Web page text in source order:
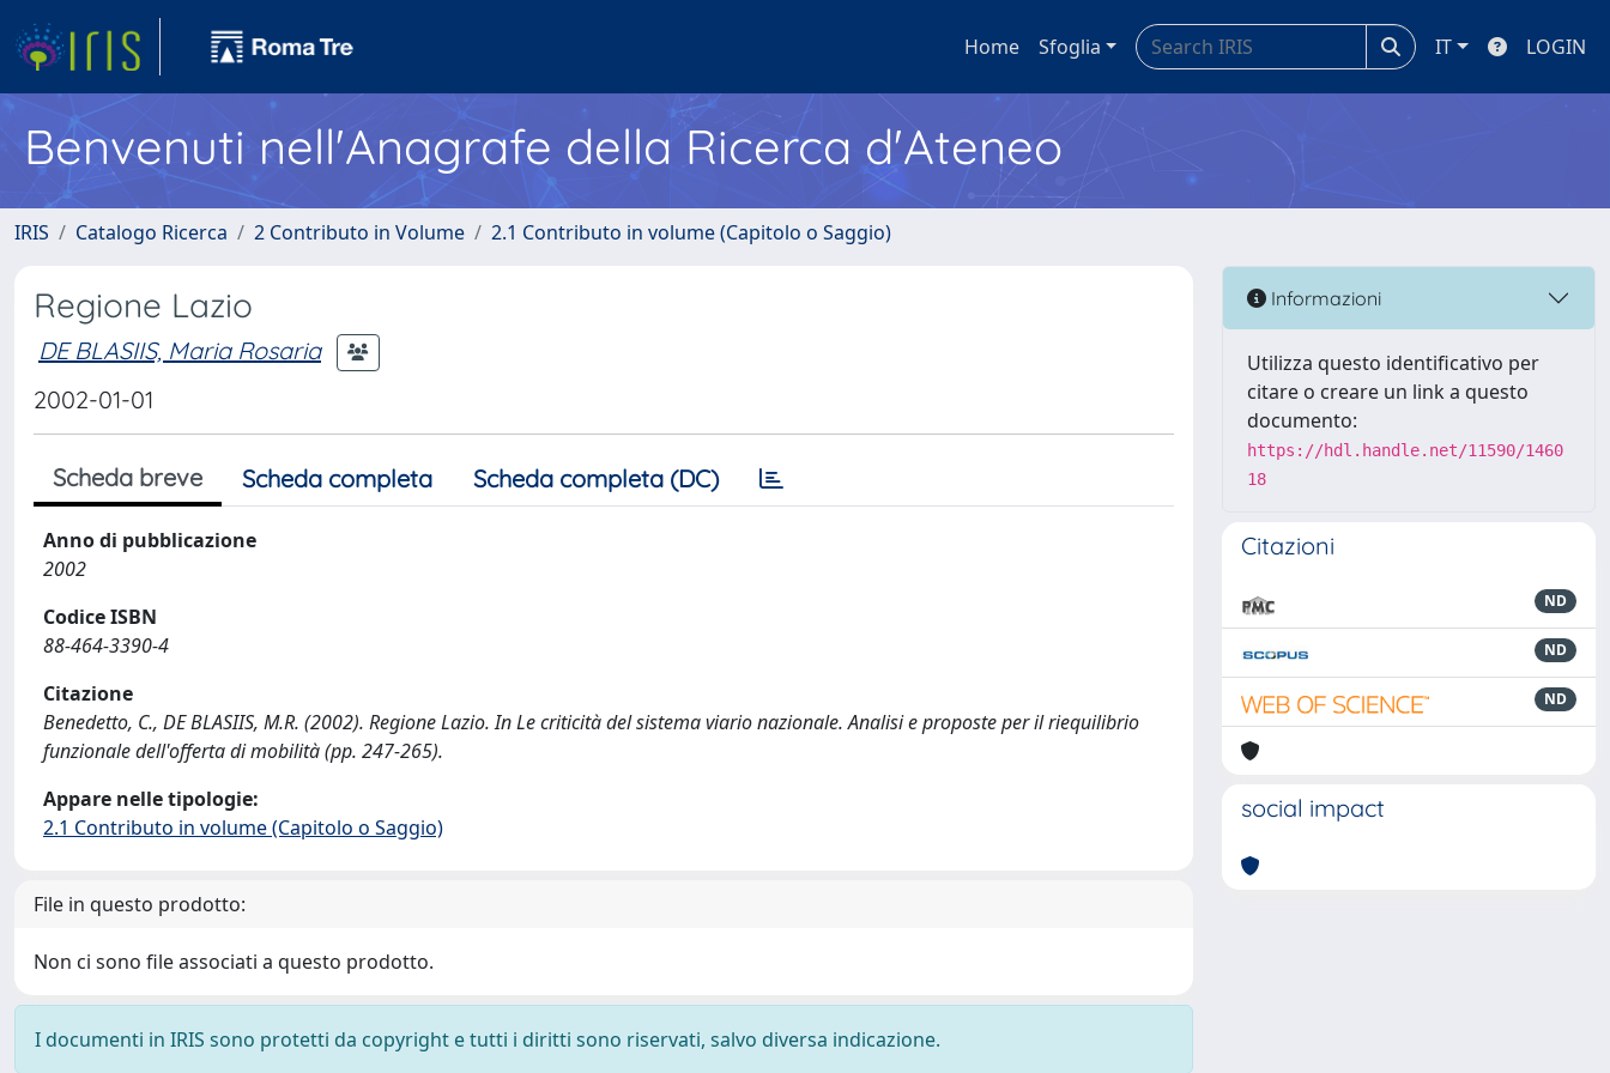
Home Sfoglia IT LOGIN
Benvenuti nell'Anagrafe della Ricerca d'Ateneo
IRIS Catalogo Ricerca 2 Contributo in Volume 2.1 Contributo in volume (Capitolo o Saggio)
Regione Lazio
DE BLASIIS, Maria Rosaria
2002-01-01
Scheda breve Scheda completa Scheda completa (DC)
Anno di pubblicazione
2002
Codice ISBN
88-464-3390-4
Citazione
Benedetto, C., DE BLASIIS, M.R. (2002). Regione Lazio. In Le criticità del sistema viario nazionale. Analisi e proposte per il riequilibrio
funzionale dell'offerta di mobilità (pp. 247-265).
Appare nelle tipologie:
2.1 Contributo in volume (Capitolo o Saggio)
File in questo prodotto:
Non ci sono file associati a questo prodotto.
I documenti in IRIS sono protetti da copyright e tutti i diritti sono riservati, salvo diversa indicazione.
Informazioni
Utilizza questo identificativo per
citare o creare un link a questo
documento:
https://hdl.handle.net/11590/1460
18
Citazioni
ND
ND
ND
social impact